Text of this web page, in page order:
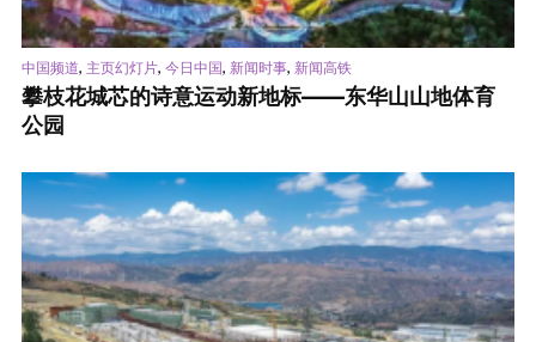
中国频道, 主页幻灯片, 今日中国, 新闻时事, 新闻高铁
攀枝花城芯的诗意运动新地标——东华山山地体育
公园